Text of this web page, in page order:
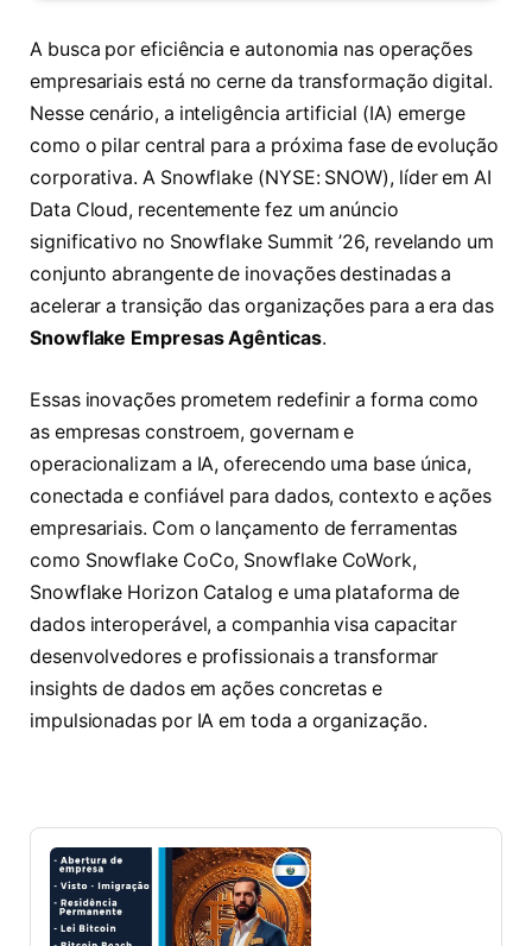
A busca por eficiência e autonomia nas operações
empresariais está no cerne da transformação digital.
Nesse cenário, a inteligência artificial (IA) emerge
como o pilar central para a próxima fase de evolução
corporativa. A Snowflake (NYSE: SNOW), líder em AI
Data Cloud, recentemente fez um anúncio
significativo no Snowflake Summit ’26, revelando um
conjunto abrangente de inovações destinadas a
acelerar a transição das organizações para a era das
Snowflake Empresas Agênticas.
Essas inovações prometem redefinir a forma como
as empresas constroem, governam e
operacionalizam a IA, oferecendo uma base única,
conectada e confiável para dados, contexto e ações
empresariais. Com o lançamento de ferramentas
como Snowflake CoCo, Snowflake CoWork,
Snowflake Horizon Catalog e uma plataforma de
dados interoperável, a companhia visa capacitar
desenvolvedores e profissionais a transformar
insights de dados em ações concretas e
impulsionadas por IA em toda a organização.